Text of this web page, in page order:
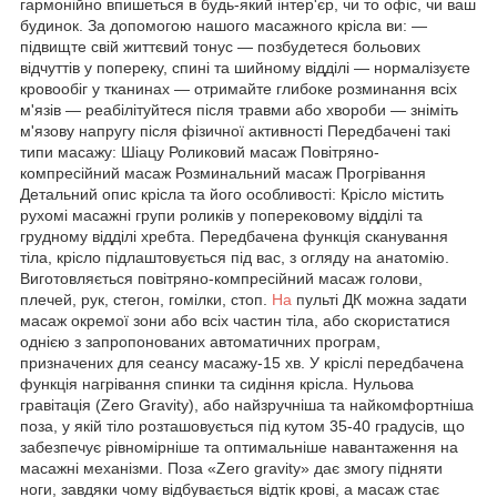
гармонійно впишеться в будь-який інтер'єр, чи то офіс, чи ваш
будинок. За допомогою нашого масажного крісла ви: —
підвищте свій життєвий тонус — позбудетеся больових
відчуттів у попереку, спині та шийному відділі — нормалізуєте
кровообіг у тканинах — отримайте глибоке розминання всіх
м'язів — реабілітуйтеся після травми або хвороби — зніміть
м'язову напругу після фізичної активності Передбачені такі
типи масажу: Шіацу Роликовий масаж Повітряно-
компресійний масаж Розминальний масаж Прогрівання
Детальний опис крісла та його особливості: Крісло містить
рухомі масажні групи роликів у поперековому відділі та
грудному відділі хребта. Передбачена функція сканування
тіла, крісло підлаштовується під вас, з огляду на анатомію.
Виготовляється повітряно-компресійний масаж голови,
плечей, рук, стегон, гомілки, стоп.
На пульті ДК можна задати
масаж окремої зони або всіх частин тіла, або скористатися
однією з запропонованих автоматичних програм,
призначених для сеансу масажу-15 хв. У кріслі передбачена
функція нагрівання спинки та сидіння крісла. Нульова
гравітація (Zero Gravity), або найзручніша та найкомфортніша
поза, у якій тіло розташовується під кутом 35-40 градусів, що
забезпечує рівномірніше та оптимальніше навантаження на
масажні механізми. Поза «Zero gravity» дає змогу підняти
ноги, завдяки чому відбувається відтік крові, а масаж стає